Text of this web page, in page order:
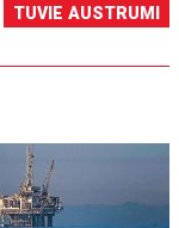
TUVIE AUSTRUMI